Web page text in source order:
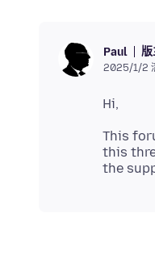
Paul 版
2025/1/2
This
this
the